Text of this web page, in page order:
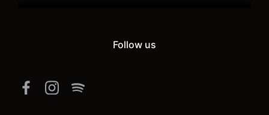
Follow us
FacebookInstagram
Spotify